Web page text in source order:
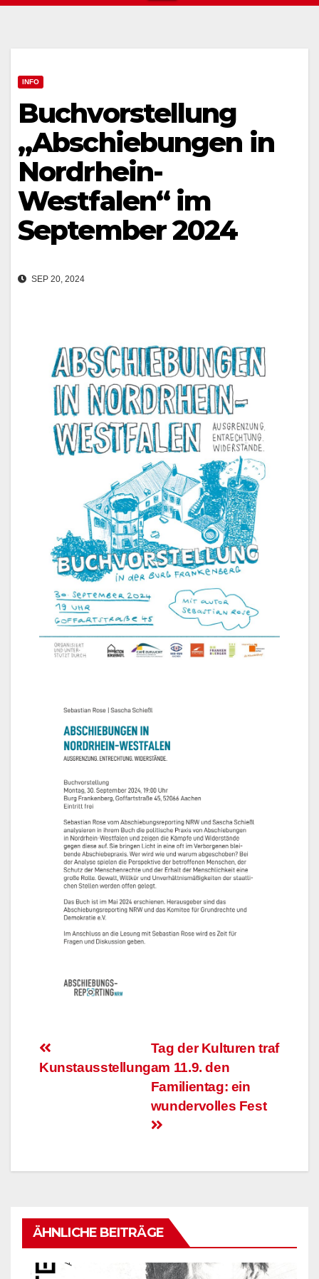
INFO
Buchvorstellung
„Abschiebungen in
Nordrhein-
Westfalen“ im
September 2024
SEP 20, 2024
Beitrags-
Navigation
Tag der Kulturen traf
am 11.9. den
Familientag: ein
wundervolles Fest
Kunstausstellung
ÄHNLICHE BEITRÄGE